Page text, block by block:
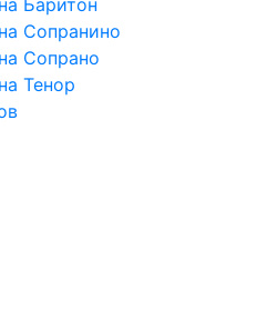
Баритон
Сопранино
Сопрано
Тенор